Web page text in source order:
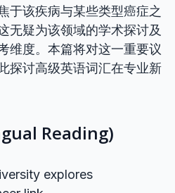
于该疾病与某些类型癌症之
无疑为该领域的学术探讨及
维度。本篇将对这一重要议
探讨高级英语词汇在专业新
Reading)
explores